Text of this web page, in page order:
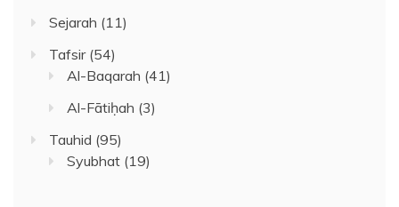
Sejarah (11)
Tafsir(54)
Al-Baqarah (41)
Al-Fātiḥah (3)
Tauhid (95)
Syubhat (19)